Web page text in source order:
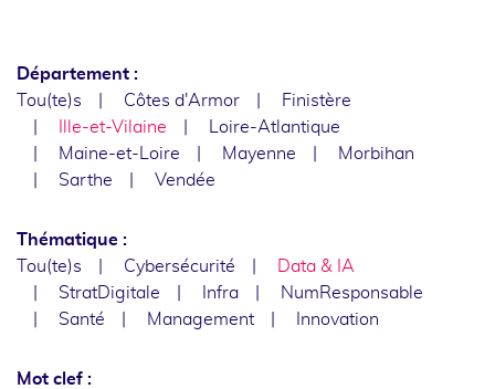
Département :
Tou(te)s
Côtes d'Armor
Finistère
Ille-et-Vilaine
Loire-Atlantique
Maine-et-Loire
Mayenne
Morbihan
Sarthe
Vendée
Thématique :
Tou(te)s
Cybersécurité
Data & IA
StratDigitale
Infra
NumResponsable
Santé
Management Innovation
Mot clef :